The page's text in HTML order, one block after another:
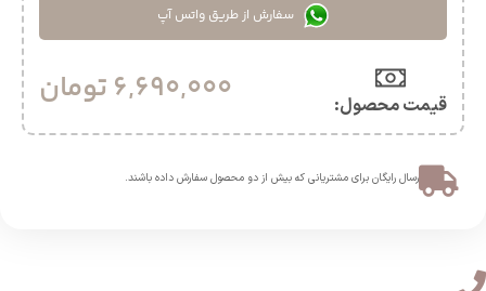
سفارش از طریق واتس آپ
قیمت محصول:​ 6,690,000 تومان
ارسال رایگان برای مشتریانی که بیش از دو محصول سفارش داده باشند.​